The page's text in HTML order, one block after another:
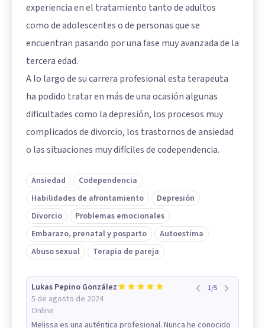
experiencia en el tratamiento tanto de adultos
como de adolescentes o de personas que se
encuentran pasando por una fase muy avanzada de la
tercera edad.
A lo largo de su carrera profesional esta terapeuta
ha podido tratar en más de una ocasión algunas
dificultades como la depresión, los procesos muy
complicados de divorcio, los trastornos de ansiedad
o las situaciones muy difíciles de codependencia.
Ansiedad
Codependencia
Habilidades de afrontamiento
Depresión
Divorcio
Problemas emocionales
Embarazo, prenatal y posparto
Autoestima
Abuso sexual
Terapia de pareja
Lukas Pepino González
5 de agosto de 2024
Online
1/5
Melissa es una auténtica profesional. Nunca he conocido